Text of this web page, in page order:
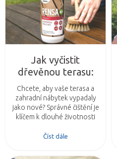
Jak vyčistit
dřevěnou terasu:
Rensa Terrace jako
základ dokonalého
nátěru
Chcete, aby vaše terasa a
zahradní nábytek vypadaly
jako nové? Správné čištění je
klíčem k dlouhé životnosti
TEKNOS Rensa Terrace a
nátěr.
Číst dále